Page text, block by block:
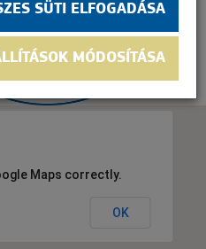
Maps correctly.
OK
SÜTI ELFOGADÁSA
MÓDOSÍTÁSA